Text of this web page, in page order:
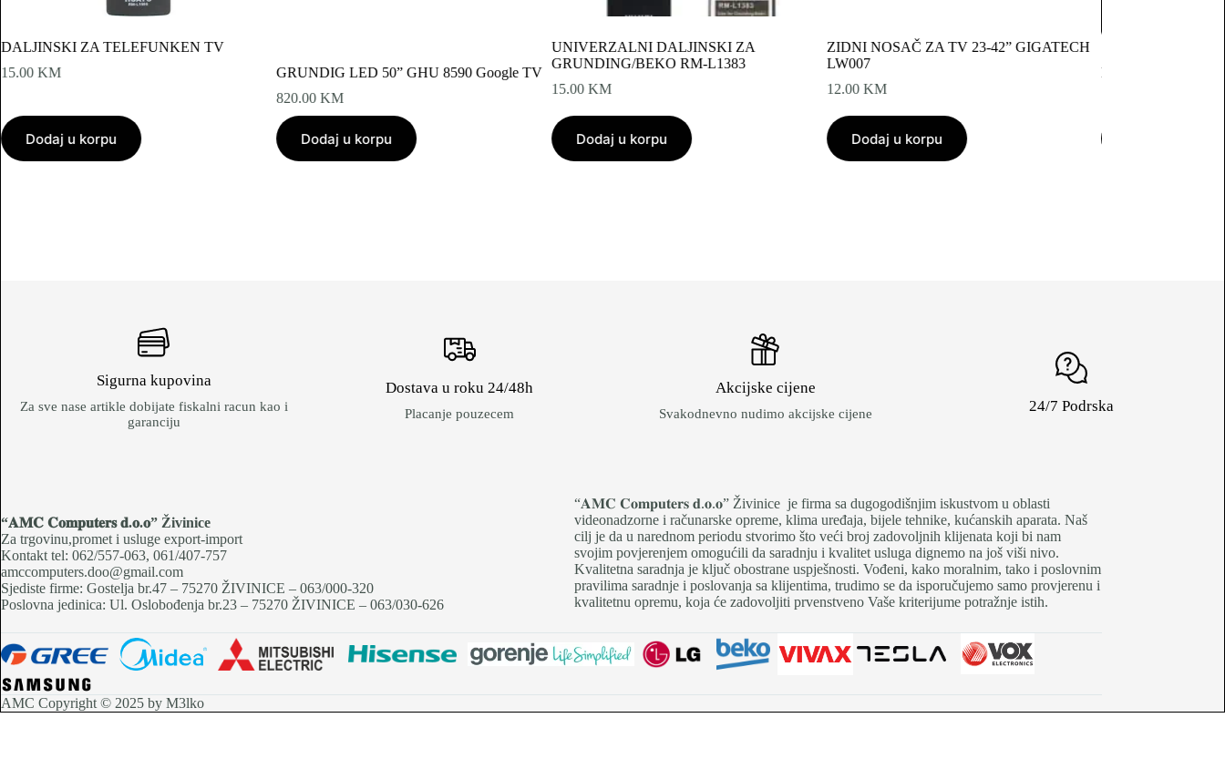
DALJINSKI ZA TELEFUNKEN TV
15.00 KM
Dodaj u korpu
GRUNDIG LED 50” GHU 8590 Google TV
820.00 KM
Dodaj u korpu
UNIVERZALNI DALJINSKI ZA
GRUNDING/BEKO RM-L1383
15.00 KM
Dodaj u korpu
ZIDNI NOSAČ ZA TV 23-42” GIGATECH
LW007
12.00 KM
Dodaj u korpu
Nosač za TV
Sigurna kupovina
Za sve nase artikle dobijate fiskalni racun kao i
garanciju
Dostava u roku 24/48h
Placanje pouzecem
Akcijske cijene
Svakodnevno nudimo akcijske cijene 24/7 Podrska
“𝐀𝐌𝐂 𝐂𝐨𝐦𝐩𝐮𝐭𝐞𝐫𝐬 𝐝.𝐨.𝐨” Živinice
Za trgovinu,promet i usluge export-import
Kontakt tel: 062/557-063, 061/407-757
amccomputers.doo@gmail.com
Sjediste firme: Gostelja br.47 – 75270 ŽIVINICE – 063/000-320
Poslovna jedinica: Ul. Oslobođenja br.23 – 75270 ŽIVINICE – 063/030-626
“𝐀𝐌𝐂 𝐂𝐨𝐦𝐩𝐮𝐭𝐞𝐫𝐬 𝐝.𝐨.𝐨” Živinice je firma sa dugogodišnjim iskustvom u oblasti
videonadzorne i računarske opreme, klima uređaja, bijele tehnike, kućanskih aparata. Naš
cilj je da u narednom periodu stvorimo što veći broj zadovoljnih klijenata koji bi nam
svojim povjerenjem omogućili da saradnju i kvalitet usluga dignemo na još viši nivo.
Kvalitetna saradnja je ključ obostrane uspješnosti. Vođeni, kako moralnim, tako i poslovnim
pravilima saradnje i poslovanja sa klijentima, trudimo se da isporučujemo samo provjerenu i
kvalitetnu opremu, koja će zadovoljiti prvenstveno Vaše kriterijume potražnje istih.
AMC Copyright © 2025 by M3lko